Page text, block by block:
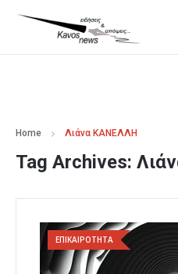
Home Λιάνα ΚΑΝΕΛΛΗ
Tag Archives:
ΕΠΙΚΑΙΡΟΤΗΤΑ